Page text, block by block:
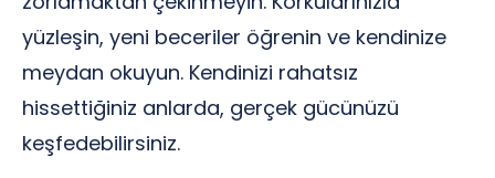
yüzleşin, yeni beceriler öğrenin ve kendinize
meydan okuyun. Kendinizi rahatsız
hissettiğiniz anlarda, gerçek gücünüzü
keşfedebilirsiniz.